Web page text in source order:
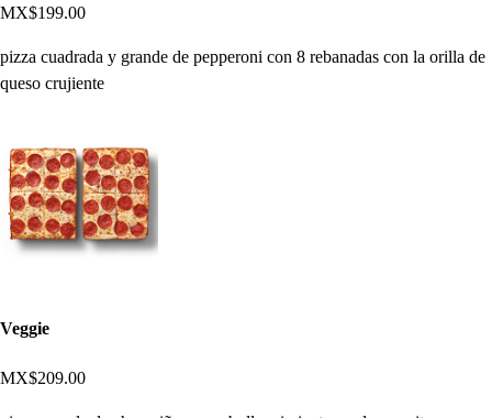
MX$199.00
pizza cuadrada y grande de pepperoni con 8 rebanadas con la orilla de
queso crujiente
Veggie
MX$209.00